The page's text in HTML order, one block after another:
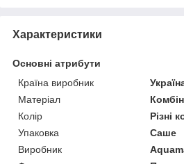
Характеристики
Основні атрибути
Країна виробник
Матеріал
Колір
Різні
Упаковка
Саше
Виробник